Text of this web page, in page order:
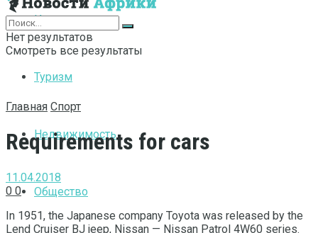
Интернет
Туризм
Недвижимость
Общество
Нет результатов
Смотреть все результаты
Главная Спорт
Requirements for cars
11.04.2018
0 0
In 1951, the Japanese company Toyota was released by the
Lend Cruiser BJ jeep, Nissan — Nissan Patrol 4W60 series.